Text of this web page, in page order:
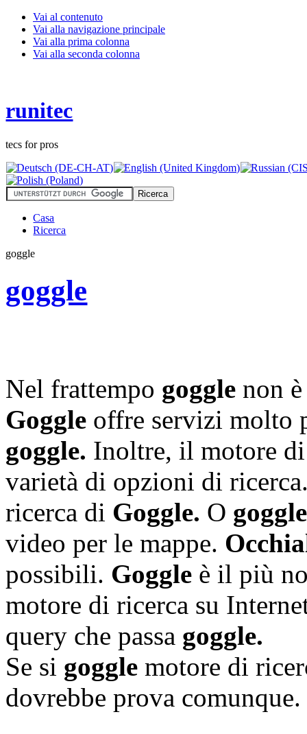
Vai al contenuto
Vai alla navigazione principale
Vai alla prima colonna
Vai alla seconda colonna
runitec
tecs for pros
Casa
Ricerca
goggle
goggle
Nel frattempo goggle non
Goggle offre servizi molto
goggle. Inoltre, il motore di
varietà di opzioni di
ricerca di Goggle. O goggle
video per le mappe.
possibili. Goggle è il più
motore di ricerca su
query che passa goggle.
Se si goggle motore di
dovrebbe prova comunque.